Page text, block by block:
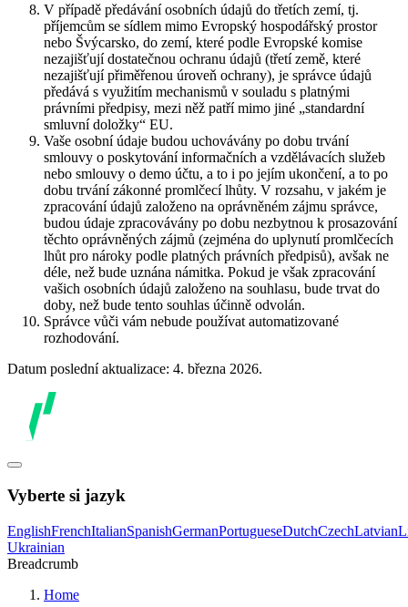
V případě předávání osobních údajů do třetích zemí, tj.
příjemcům se sídlem mimo Evropský hospodářský prostor
nebo Švýcarsko, do zemí, které podle Evropské komise
nezajišťují dostatečnou ochranu údajů (třetí země, které
nezajišťují přiměřenou úroveň ochrany), je správce údajů
předává s využitím mechanismů v souladu s platnými
právními předpisy, mezi něž patří mimo jiné „standardní
smluvní doložky“ EU.
Vaše osobní údaje budou uchovávány po dobu trvání
smlouvy o poskytování informačních a vzdělávacích služeb
nebo smlouvy o demo účtu, a to i po jejím ukončení, a to po
dobu trvání zákonné promlčecí lhůty. V rozsahu, v jakém je
zpracování údajů založeno na oprávněném zájmu správce,
budou údaje zpracovávány po dobu nezbytnou k prosazování
těchto oprávněných zájmů (zejména do uplynutí promlčecích
lhůt pro nároky podle platných právních předpisů), avšak ne
déle, než bude uznána námitka. Pokud je však zpracování
vašich osobních údajů založeno na souhlasu, bude trvat do
doby, než bude tento souhlas účinně odvolán.
Správce vůči vám nebude používat automatizované
rozhodování.
Datum poslední aktualizace: 4. března 2026.
Vyberte si jazyk
EnglishFrenchItalianSpanishGermanPortugueseDutchCzechLatvian
Ukrainian
Breadcrumb
Home